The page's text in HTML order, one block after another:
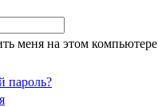
меня на этом компьютере
пароль?